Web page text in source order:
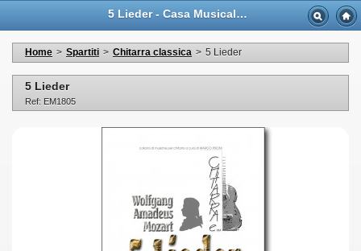
5 Lieder - Casa Musicale Eco
Home > Spartiti > Chitarra classica > 5 Lieder
5 Lieder
Ref: EM1805